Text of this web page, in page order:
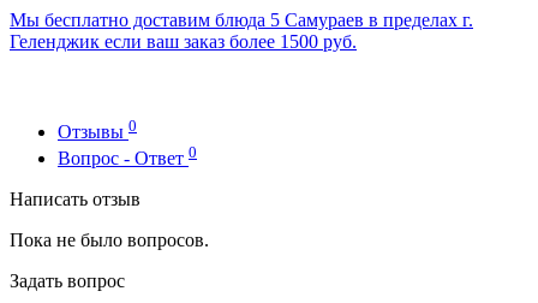
Мы бесплатно доставим блюда 5 Самураев в пределах г.
Геленджик если ваш заказ более 1500 руб.
Отзывы 0
Вопрос - Ответ 0
Написать отзыв
Пока не было вопросов.
Задать вопрос